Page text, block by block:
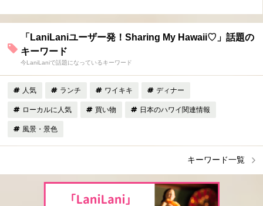
「LaniLaniユーザー発！Sharing My Hawaii♡」話題の
キーワード
今LaniLaniで話題になっているキーワード
人気 ランチ ワイキキ ディナー
ローカルに人気 買い物 日本のハワイ関連情報
風景・景色
キーワード一覧